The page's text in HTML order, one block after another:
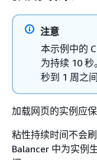
注意
本示例中的
为持续 10
秒到 1 周之间
加载网页的实例应
粘性持续时间不会
Balancer 中为实例